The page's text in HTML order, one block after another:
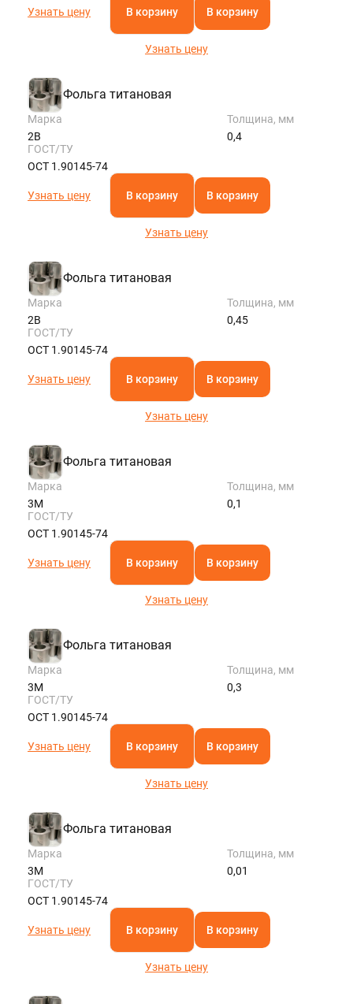
Узнать цену В корзину В корзину
Узнать цену
Фольга титановая
Марка
2В
Толщина, мм
0,4
ГОСТ/ТУ
ОСТ 1.90145-74
Узнать цену В корзину В корзину
Узнать цену
Фольга титановая
Марка
2В
Толщина, мм
0,45
ГОСТ/ТУ
ОСТ 1.90145-74
Узнать цену В корзину В корзину
Узнать цену
Фольга титановая
Марка
3М
Толщина, мм
0,1
ГОСТ/ТУ
ОСТ 1.90145-74
Узнать цену В корзину В корзину
Узнать цену
Фольга титановая
Марка
3М
Толщина, мм
0,3
ГОСТ/ТУ
ОСТ 1.90145-74
Узнать цену В корзину В корзину
Узнать цену
Фольга титановая
Марка
3М
Толщина, мм
0,01
ГОСТ/ТУ
ОСТ 1.90145-74
Узнать цену В корзину В корзину
Узнать цену